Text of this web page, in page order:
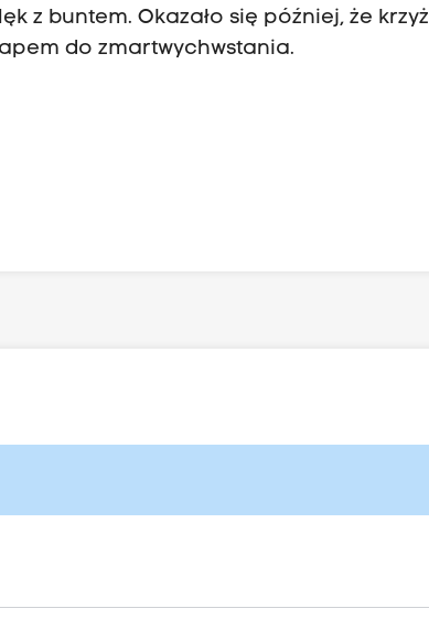
z buntem. Okazało się później, że krzyż
do zmartwychwstania.